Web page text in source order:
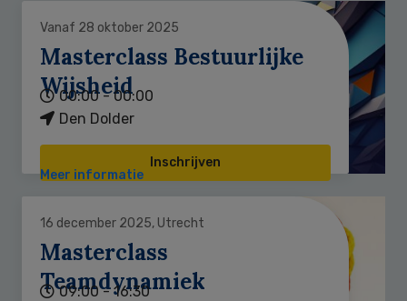
Vanaf 28 oktober 2025
Masterclass Bestuurlijke
Wijsheid
00:00 - 00:00
Den Dolder
Inschrijven
Meer informatie
16 december 2025, Utrecht
Masterclass
Teamdynamiek
09:00 - 16:30